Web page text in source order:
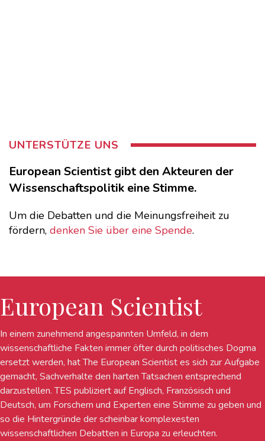
UNTERSTÜTZE UNS
European Scientist gibt den Akteuren der
Wissenschaftspolitik eine Stimme.
Um die Debatten und die Meinungsfreiheit zu
fördern, denken Sie über eine Spende.
European Scientist
In einem zunehmend angespannten Umfeld, in dem
wissenschaftliche Fakten immer öfter durch politisches Dogma
ersetzt werden, hat The European Scientist es sich zur Aufgabe
gemacht, Sachverhalte den harten Tatsachen entsprechend
darzustellen. TES publiziert auf Englisch, Französisch und
Deutsch, um Forschern und Experten eine Stimme zu geben und
so die Hintergründe der scheinbar komplexesten
wissenschaftlichen Debatten in Europa zu erleuchten.